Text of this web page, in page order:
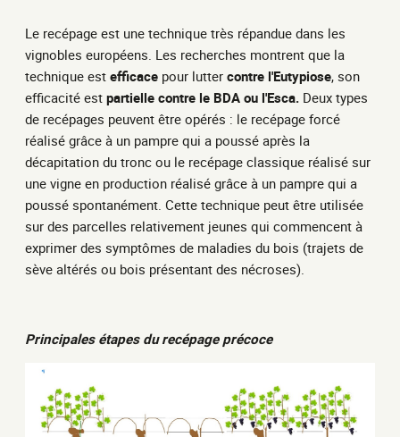
Le recépage est une technique très répandue dans les
vignobles européens. Les recherches montrent que la
technique est efficace pour lutter contre l'Eutypiose, son
efficacité est partielle contre le BDA ou l'Esca. Deux types
de recépages peuvent être opérés : le recépage forcé
réalisé grâce à un pampre qui a poussé après la
décapitation du tronc ou le recépage classique réalisé sur
une vigne en production réalisé grâce à un pampre qui a
poussé spontanément. Cette technique peut être utilisée
sur des parcelles relativement jeunes qui commencent à
exprimer des symptômes de maladies du bois (trajets de
sève altérés ou bois présentant des nécroses).
Principales étapes du recépage précoce